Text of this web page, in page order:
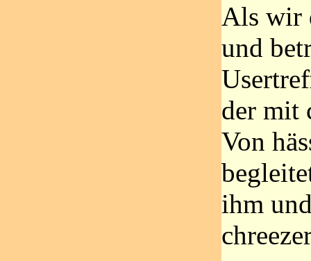
Als wir
und
der mit
Von
ihm